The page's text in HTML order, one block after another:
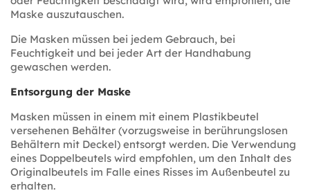
Maske auszutauschen.
Die Masken müssen bei jedem Gebrauch, bei
Feuchtigkeit und bei jeder Art der Handhabung
gewaschen werden.
Entsorgung der Maske
Masken müssen in einem mit einem Plastikbeutel
versehenen Behälter (vorzugsweise in berührungslosen
Behältern mit Deckel) entsorgt werden. Die Verwendung
eines Doppelbeutels wird empfohlen, um den Inhalt des
Originalbeutels im Falle eines Risses im Außenbeutel zu
erhalten.